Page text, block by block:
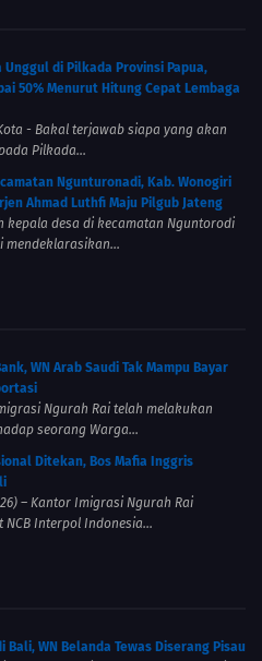
Unggul di Pilkada Provinsi Papua,
50% Menurut Hitung Cepat Lembaga
- Bakal terjawab siapa yang akan
Pilkada...
Ngunturonadi, Kab. Wonogiri
Ahmad Luthfi Maju Pilgub Jateng
kepala desa di kecamatan Nguntorodi
mendeklarasikan...
WN Arab Saudi Tak Mampu Bayar
Ngurah Rai telah melakukan
seorang Warga...
Ditekan, Bos Mafia Inggris
– Kantor Imigrasi Ngurah Rai
NCB Interpol Indonesia...
Bali, WN Belanda Tewas Diserang Pisau